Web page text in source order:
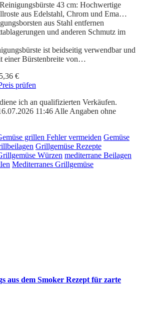
43 cm: Hochwertige
aus Edelstahl, Chrom und Ema…
aus Stahl entfernen
und anderen Schmutz im
ist beidseitig verwendbar und
einer Bürstenbreite von…
€
prüfen
ich an qualifizierten Verkäufen.
11:46 Alle Angaben ohne
grillen Fehler vermeiden Gemüse
Grillgemüse Rezepte
Würzen mediterrane Beilagen
Mediterranes Grillgemüse
aus dem Smoker Rezept für zarte